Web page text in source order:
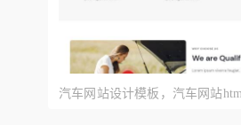
汽车网站设计模板，汽车网站